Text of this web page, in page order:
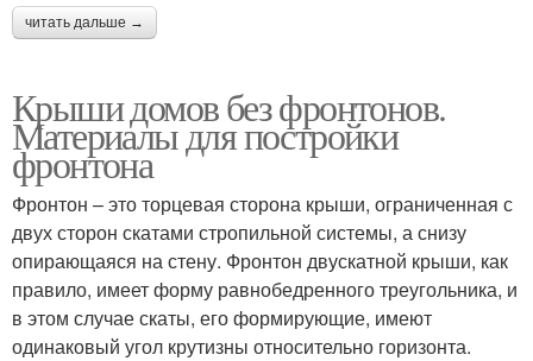
читать дальше →
Крыши домов без фронтонов.
Материалы для постройки
фронтона
Фронтон – это торцевая сторона крыши, ограниченная с
двух сторон скатами стропильной системы, а снизу
опирающаяся на стену. Фронтон двускатной крыши, как
правило, имеет форму равнобедренного треугольника, и
в этом случае скаты, его формирующие, имеют
одинаковый угол крутизны относительно горизонта.